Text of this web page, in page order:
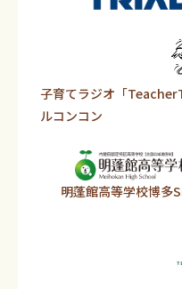
子育てラジオ「
ルコンコン
明蓬館高等学校博多